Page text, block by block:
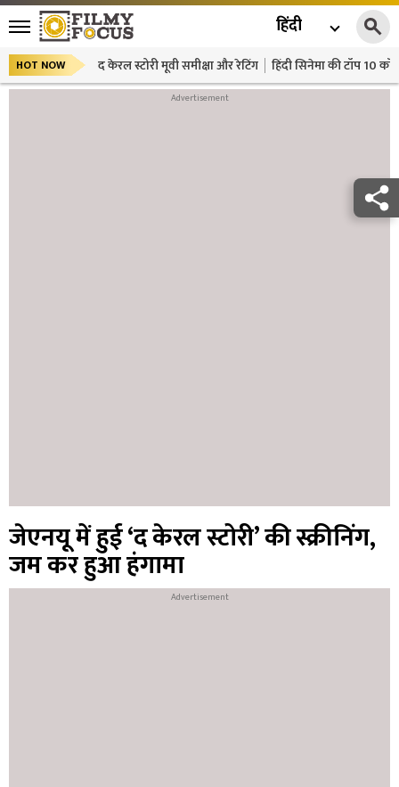
हिंदी
HOT NOW द केरल स्टोरी मूवी समीक्षा और रेटिंग हिंदी सिनेमा की टॉप 10
जेएनयू में हुई ‘द केरल स्टोरी’ की स्क्रीनिंग,
जम कर हुआ हंगामा